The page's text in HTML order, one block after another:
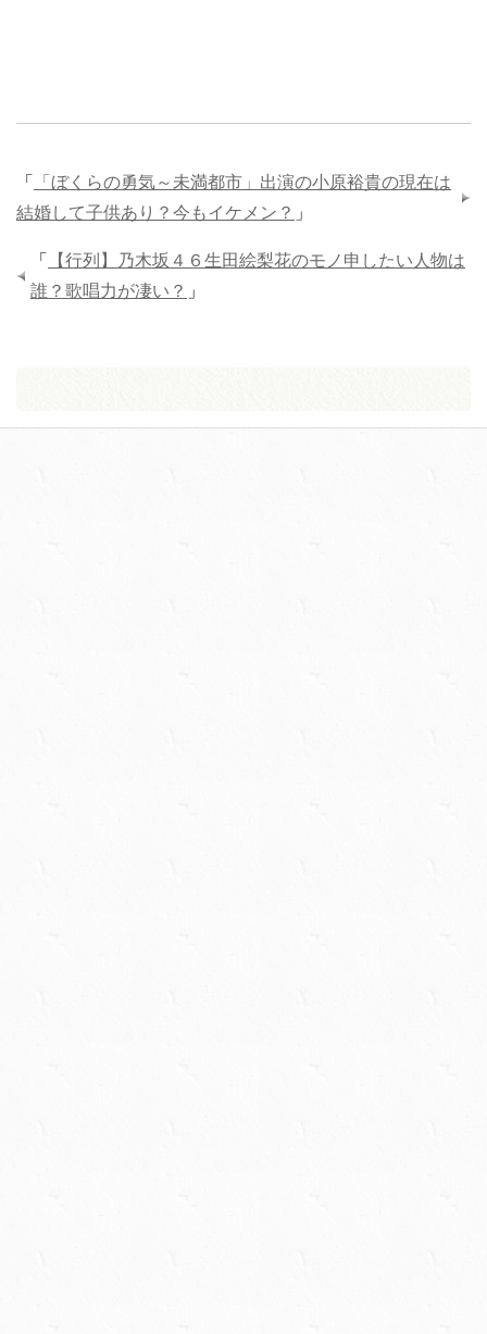
「
「ぼくらの勇気～未満都市」出演の小原裕貴の現在は
結婚して子供あり？今もイケメン？ 」
「
【行列】乃木坂４６生田絵梨花のモノ申したい人物は
誰？歌唱力が凄い？ 」